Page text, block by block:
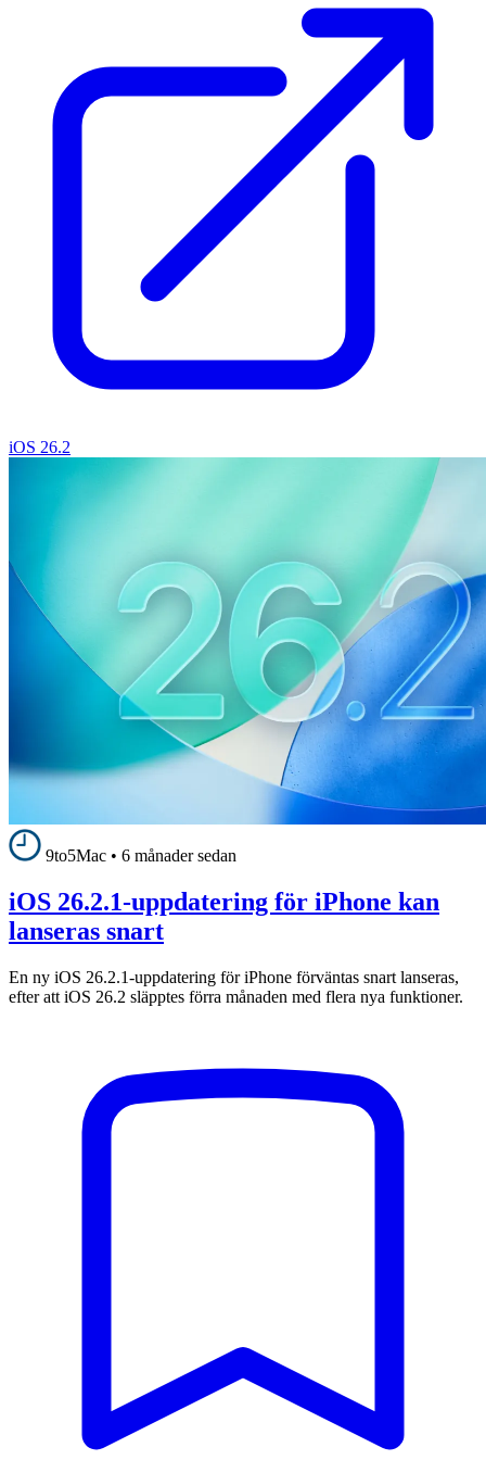
iOS 26.2
9to5Mac • 6 månader sedan
iOS 26.2.1-uppdatering för iPhone kan
lanseras snart
En ny iOS 26.2.1-uppdatering för iPhone förväntas snart lanseras,
efter att iOS 26.2 släpptes förra månaden med flera nya funktioner.